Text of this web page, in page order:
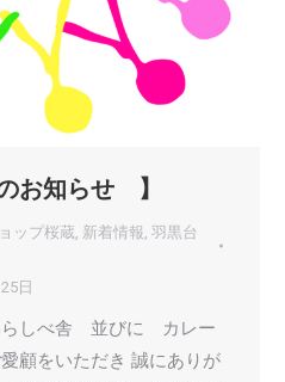
お知らせ 】
ップ桜蔵, 新着情報, 羽黒台
日
らしべ舎 並びに カレー
顧をいただき 誠にありが